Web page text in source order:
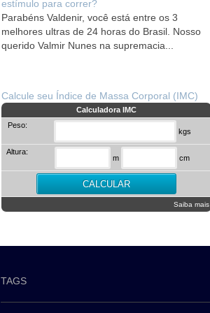
estímulo para correr?
Parabéns Valdenir, você está entre os 3
melhores ultras de 24 horas do Brasil. Nosso
querido Valmir Nunes na supremacia...
Calcule seu Índice de Massa Corporal (IMC)
Calculadora IMC
Peso:
kgs
Altura:
m cm
Saiba mais
TAGS